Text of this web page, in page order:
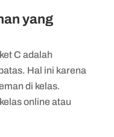
yang
C adalah
Hal ini karena
di kelas.
online atau